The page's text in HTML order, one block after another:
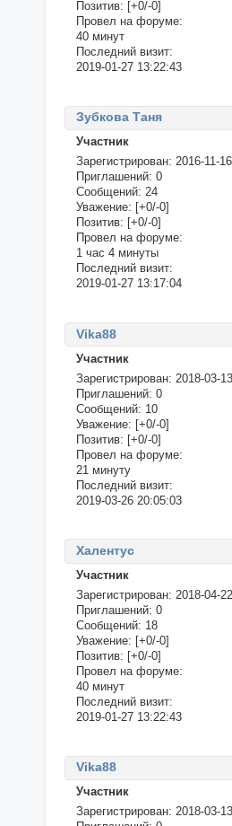
Позитив: [+0/-0]
Провел на форуме:
40 минут
Последний визит:
2019-01-27 13:22:43
Зубкова Таня
Участник
Зарегистрирован: 2016-11-16
Приглашений: 0
Сообщений: 24
Уважение: [+0/-0]
Позитив: [+0/-0]
Провел на форуме:
1 час 4 минуты
Последний визит:
2019-01-27 13:17:04
Vika88
Участник
Зарегистрирован: 2018-03-13
Приглашений: 0
Сообщений: 10
Уважение: [+0/-0]
Позитив: [+0/-0]
Провел на форуме:
21 минуту
Последний визит:
2019-03-26 20:05:03
Халентус
Участник
Зарегистрирован: 2018-04-22
Приглашений: 0
Сообщений: 18
Уважение: [+0/-0]
Позитив: [+0/-0]
Провел на форуме:
40 минут
Последний визит:
2019-01-27 13:22:43
Vika88
Участник
Зарегистрирован: 2018-03-13